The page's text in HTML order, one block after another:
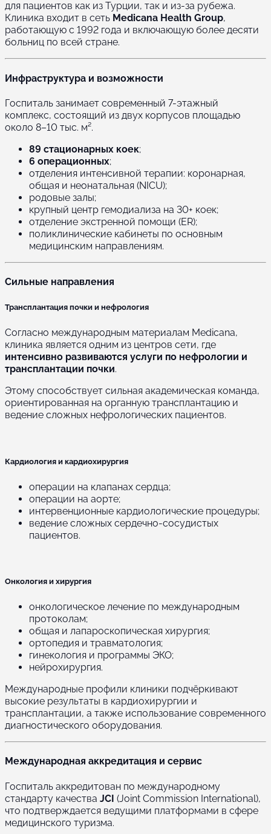
для пациентов как из Турции, так и из-за рубежа.
Клиника входит в сеть Medicana Health Group,
работающую с 1992 года и включающую более десяти
больниц по всей стране.
Инфраструктура и возможности
Госпиталь занимает современный 7-этажный
комплекс, состоящий из двух корпусов площадью
около 8–10 тыс. м².
89 стационарных коек;
6 операционных;
отделения интенсивной терапии: коронарная,
общая и неонатальная (NICU);
родовые залы;
крупный центр гемодиализа на 30+ коек;
отделение экстренной помощи (ER);
поликлинические кабинеты по основным
медицинским направлениям.
Сильные направления
Трансплантация почки и нефрология
Согласно международным материалам Medicana,
клиника является одним из центров сети, где
интенсивно развиваются услуги по нефрологии и
трансплантации почки.
Этому способствует сильная академическая команда,
ориентированная на органную трансплантацию и
ведение сложных нефрологических пациентов.
Кардиология и кардиохирургия
операции на клапанах сердца;
операции на аорте;
интервенционные кардиологические процедуры;
ведение сложных сердечно-сосудистых
пациентов.
Онкология и хирургия
онкологическое лечение по международным
протоколам;
общая и лапароскопическая хирургия;
ортопедия и травматология;
гинекология и программы ЭКО;
нейрохирургия.
Международные профили клиники подчёркивают
высокие результаты в кардиохирургии и
трансплантации, а также использование современного
диагностического оборудования.
Международная аккредитация и сервис
Госпиталь аккредитован по международному
стандарту качества JCI (Joint Commission International),
что подтверждается ведущими платформами в сфере
медицинского туризма.